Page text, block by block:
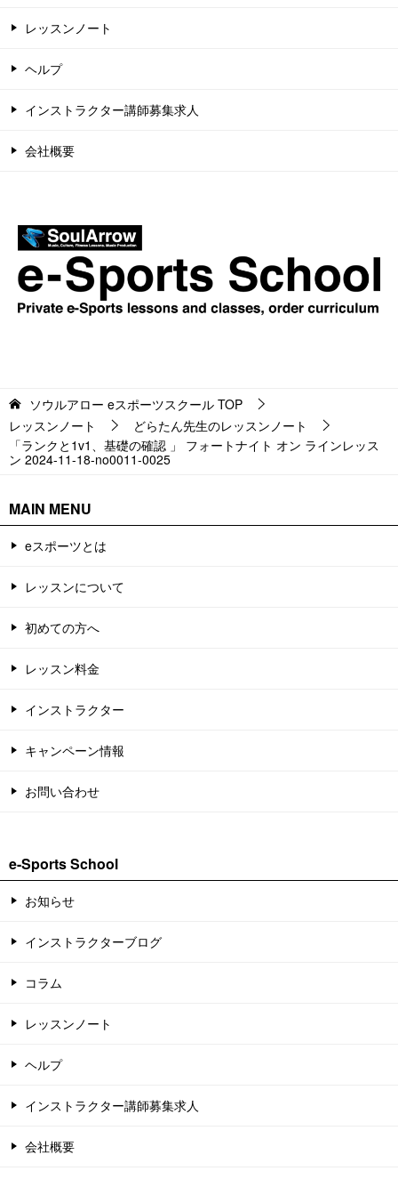
レッスンノート
ヘルプ
インストラクター講師募集求人
会社概要
ソウルアロー eスポーツスクール TOP
レッスンノート
どらたん先生のレッスンノート
「ランクと1v1、基礎の確認 」 フォートナイト オン ラインレッス
ン 2024-11-18-no0011-0025
MAIN MENU
eスポーツとは
レッスンについて
初めての方へ
レッスン料金
インストラクター
キャンペーン情報
お問い合わせ
e-Sports School
お知らせ
インストラクターブログ
コラム
レッスンノート
ヘルプ
インストラクター講師募集求人
会社概要